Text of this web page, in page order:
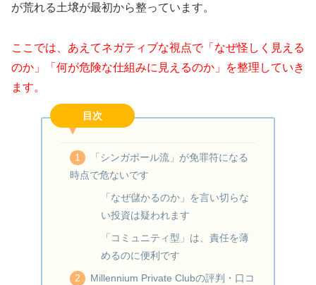
が荒れる土壌が最初から整っています。
ここでは、あえてネガティブな視点で「なぜ怪しく見える
のか」「何が危険な仕組みに見えるのか」を整理していき
ます。
目次
「シンガポール流」が免罪符になる
時点で危ないです
「なぜ儲かるのか」を言い切らな
い投資は疑われます
「コミュニティ型」は、責任を薄
めるのに便利です
Millennium Private Clubの評判・口コ